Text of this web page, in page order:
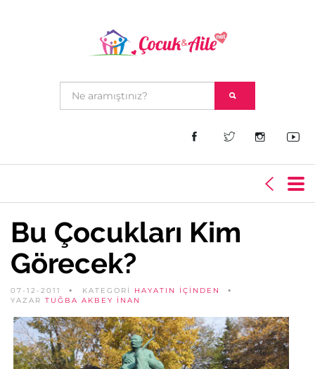
Bu Çocukları Kim
Görecek?
07-12-2011 KATEGORİ HAYATIN İÇINDEN
YAZAR TUĞBA AKBEY İNAN